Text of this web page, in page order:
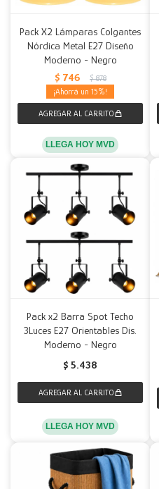
Pack X2 Lámparas Colgantes
Nórdica Metal E27 Diseño
Moderno - Negro
$ 746 $ 878
15
LLEGA HOY MVD
Pack x2 Barra Spot Techo
3Luces E27 Orientables Dis.
Moderno - Negro
$ 5.438
LLEGA HOY MVD